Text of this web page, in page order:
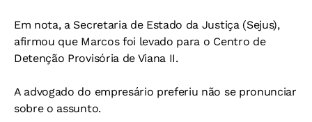
Em nota, a Secretaria de Estado da Justiça (Sejus),
afirmou que Marcos foi levado para o Centro de
Detenção Provisória de Viana II.
A advogado do empresário preferiu não se pronunciar
sobre o assunto.